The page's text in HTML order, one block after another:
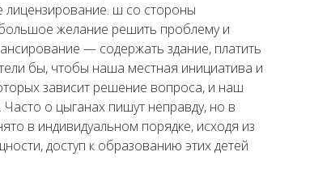
лицензирование. ш со стороны
желание решить проблему и
— содержать здание, платить
бы, чтобы наша местная инициатива и
зависит решение вопроса, и наш
Часто о цыганах пишут неправду, но в
в индивидуальном порядке, исходя из
доступ к образованию этих детей